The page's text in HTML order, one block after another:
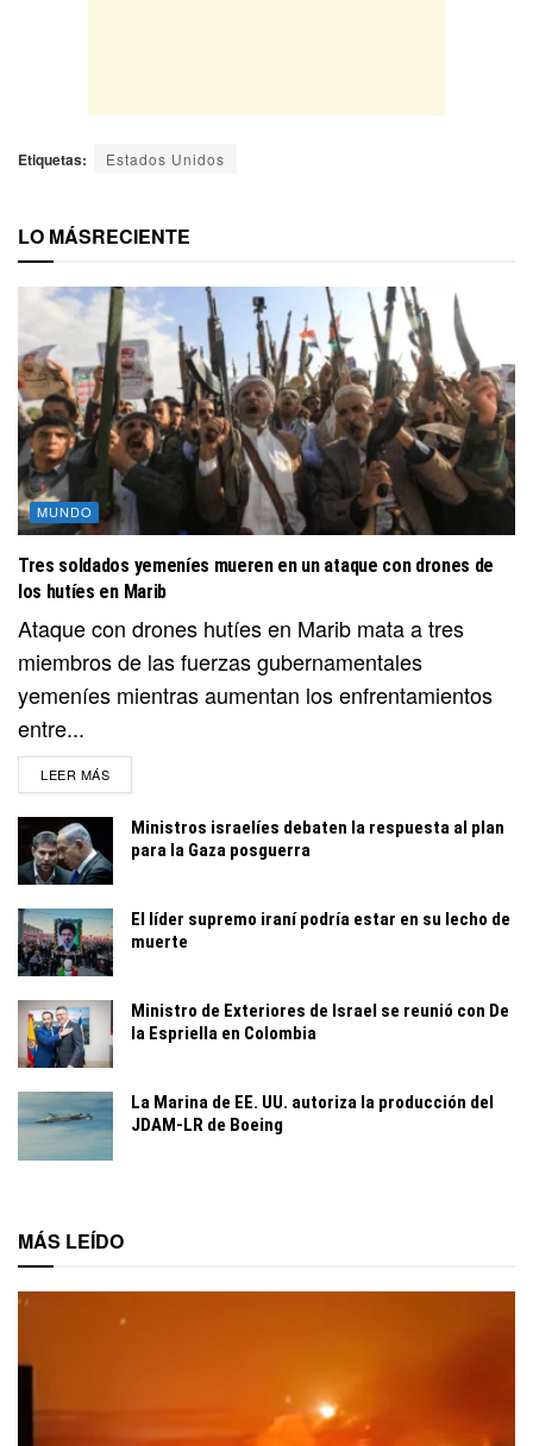
Etiquetas: Estados Unidos
LO MÁSRECIENTE
MUNDO
Tres soldados yemeníes mueren en un ataque con drones de
los hutíes en Marib
Ataque con drones hutíes en Marib mata a tres
miembros de las fuerzas gubernamentales
yemeníes mientras aumentan los enfrentamientos
entre...
LEER MÁSDETAILS
Ministros israelíes debaten la respuesta al plan
para la Gaza posguerra
El líder supremo iraní podría estar en su lecho de
muerte
Ministro de Exteriores de Israel se reunió con De
la Espriella en Colombia
La Marina de EE. UU. autoriza la producción del
JDAM-LR de Boeing
MÁS LEÍDO